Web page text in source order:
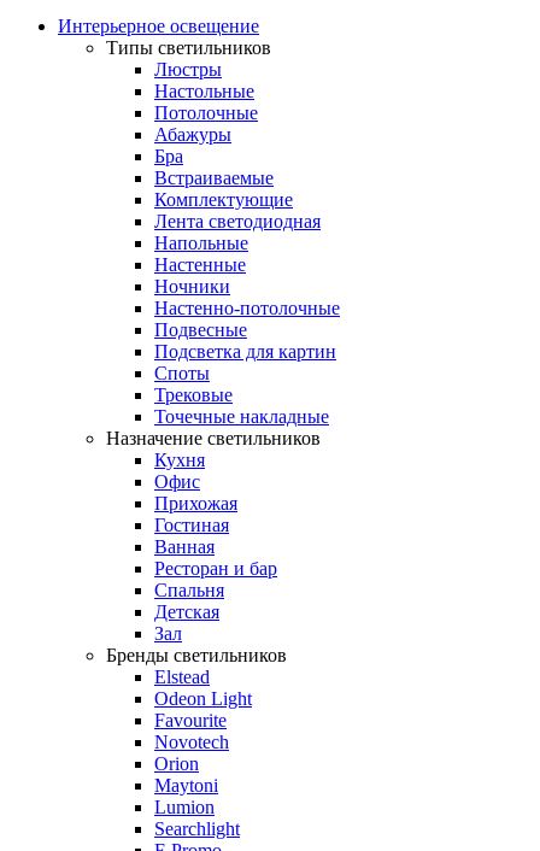
Интерьерное освещение
Типы светильников
Люстры
Настольные
Потолочные
Абажуры
Бра
Встраиваемые
Комплектующие
Лента светодиодная
Напольные
Настенные
Ночники
Настенно-потолочные
Подвесные
Подсветка для картин
Споты
Трековые
Точечные накладные
Назначение светильников
Кухня
Офис
Прихожая
Гостиная
Ванная
Ресторан и бар
Спальня
Детская
Зал
Бренды светильников
Elstead
Odeon Light
Favourite
Novotech
Orion
Maytoni
Lumion
Searchlight